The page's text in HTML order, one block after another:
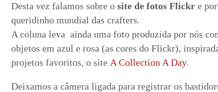
Desta vez falamos sobre o site de fotos Flickr e
queridinho mundial das crafters.
A coluna leva ainda uma foto produzida por nós
objetos em azul e rosa (as cores do Flickr),
projetos favoritos, o site A Collection A Day.
Deixamos a câmera ligada para registrar os